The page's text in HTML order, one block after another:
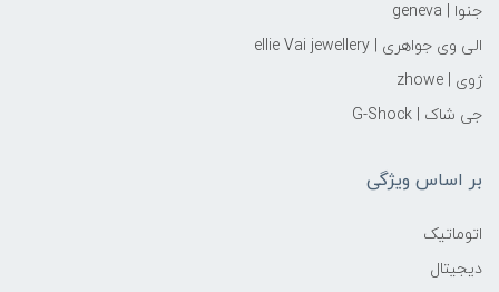
جنوا | geneva
الی وی جواهری | ellie Vai‌ jewellery
ژوی | zhowe
جی شاک | G-Shock
بر اساس ویژگی
اتوماتیک
دیجیتال